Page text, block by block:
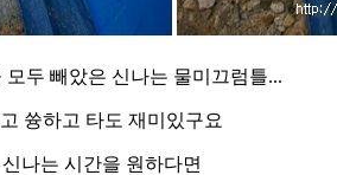
모두 빼았은 신나는 물미끄럼틀...
쓩하고 타도 재미있구요
나는 시간을 원하다면